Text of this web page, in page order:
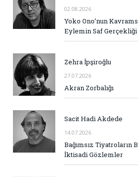
02.08.2026
Yoko Ono’nun
Eylemin Saf Gerçekliği
Zehra İpşiroğlu
27.07.2026
Akran Zorbalığı
Sacit Hadi Akdede
14.07.2026
Bağımsız Tiyatroların
İktisadi Gözlemler